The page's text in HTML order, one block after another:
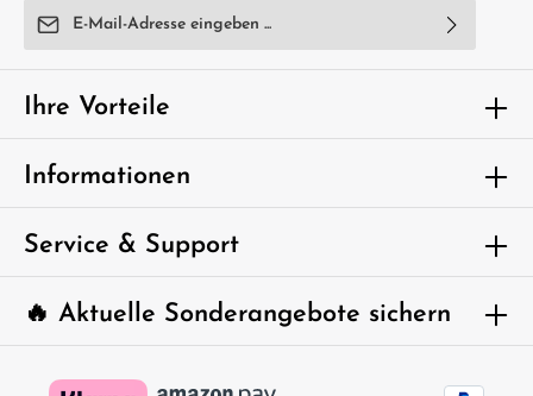
E-Mail-Adresse*
Ich habe dieDatenschutzbestimmungenzur Kenntnis
genommen und die
einverstanden.
Um weiterzugehen, geben Sie die oben
abgebildeten Zeichen ein*
🔥 Aktuelle Sonderangebote sichern
Ihre Vorteile
Informationen
Service & Support